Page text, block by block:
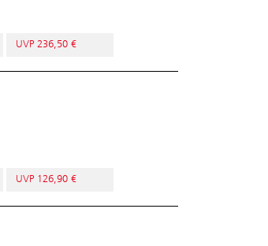
UVP 236,50 €
UVP 126,90 €